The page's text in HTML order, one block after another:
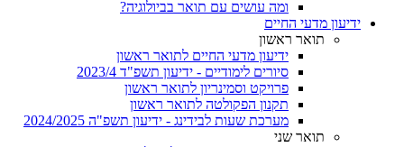
ומה עושים עם תואר בביולוגיה?
ידיעון מדעי החיים
תואר ראשון
ידיעון מדעי החיים לתואר ראשון
סיורים לימודיים - ידיעון תשפ"ד 2023/4
פרויקט וסמינריון לתואר ראשון
תקנון הפקולטה לתואר ראשון
מערכת שעות לבידינג - ידיעון תשפ"ה 2024/2025
תואר שני